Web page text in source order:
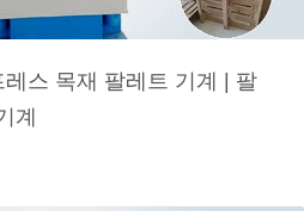
스 목재 팔레트 기계 | 팔
계